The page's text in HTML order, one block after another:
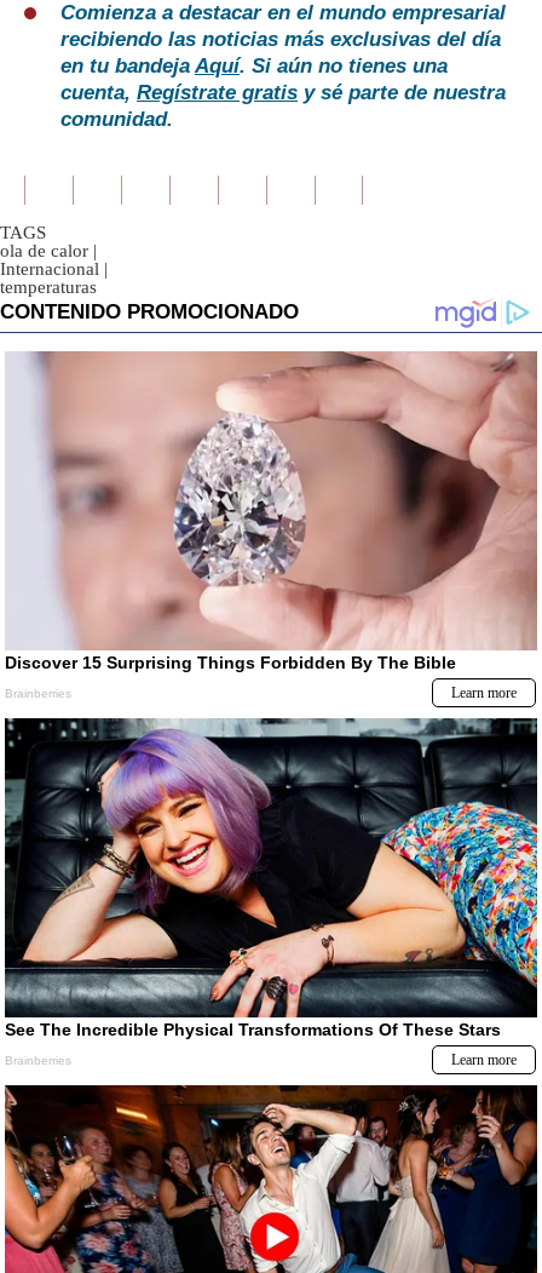
Comienza a destacar en el mundo empresarial
recibiendo las noticias más exclusivas del día
en tu bandejaAquí. Si aún no tienes una
cuenta, Regístrate gratis y sé parte de nuestra
comunidad.
TAGS
ola de calor |
Internacional |
temperaturas